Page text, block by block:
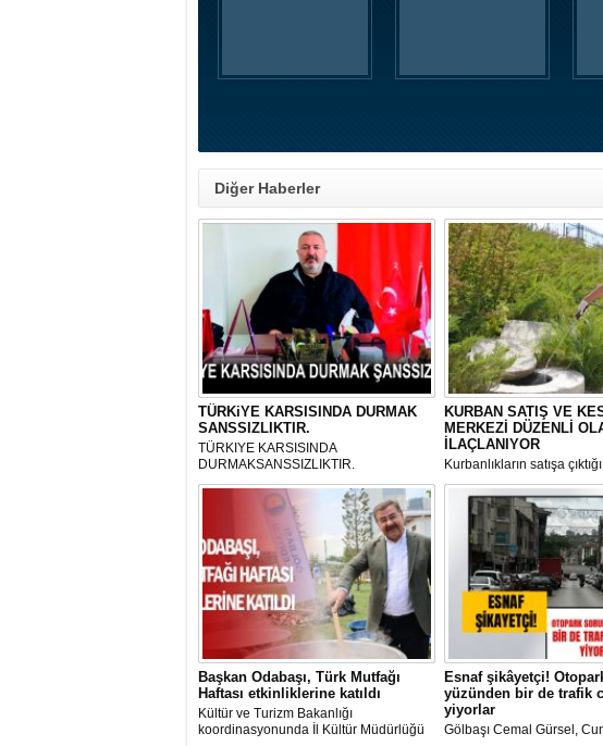
Diğer Haberler
TÜRKiYE KARSISINDA DURMAK
SANSSIZLIKTIR.
TÜRKIYE KARSISINDA
DURMAKSANSSIZLIKTIR.
KURBAN SATIŞ VE
MERKEZİ DÜZENLİ
İLAÇLANIYOR
Kurbanlıkların satışa
ve Kesim Merkezi, haşere
mikropların önüne
her gün Gölbaşı
tarafından düzenli olarak
Başkan Odabaşı, Türk Mutfağı
Haftası etkinliklerine katıldı
Kültür ve Turizm Bakanlığı
koordinasyonunda İl Kültür Müdürlüğü
Esnaf şikâyetçi!
yüzünden bir de trafik
yiyorlar
Gölbaşı Cemal Gürsel,